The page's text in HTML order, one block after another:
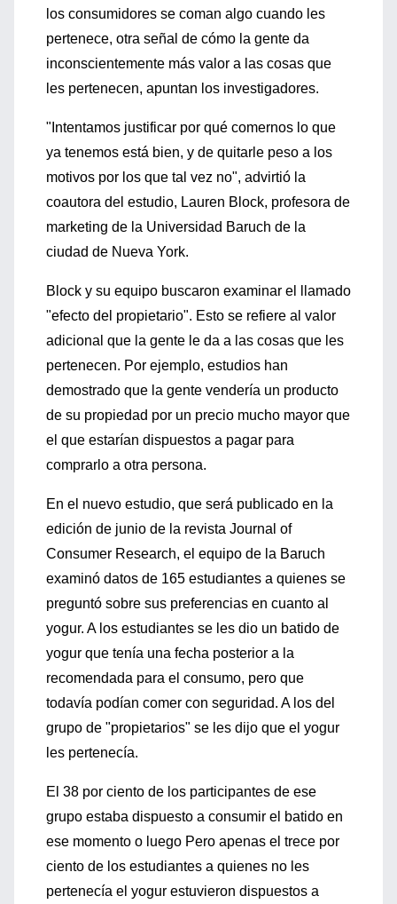
los consumidores se coman algo cuando les
pertenece, otra señal de cómo la gente da
inconscientemente más valor a las cosas que
les pertenecen, apuntan los investigadores.
"Intentamos justificar por qué comernos lo que
ya tenemos está bien, y de quitarle peso a los
motivos por los que tal vez no", advirtió la
coautora del estudio, Lauren Block, profesora de
marketing de la Universidad Baruch de la
ciudad de Nueva York.
Block y su equipo buscaron examinar el llamado
"efecto del propietario". Esto se refiere al valor
adicional que la gente le da a las cosas que les
pertenecen. Por ejemplo, estudios han
demostrado que la gente vendería un producto
de su propiedad por un precio mucho mayor que
el que estarían dispuestos a pagar para
comprarlo a otra persona.
En el nuevo estudio, que será publicado en la
edición de junio de la revista Journal of
Consumer Research, el equipo de la Baruch
examinó datos de 165 estudiantes a quienes se
preguntó sobre sus preferencias en cuanto al
yogur. A los estudiantes se les dio un batido de
yogur que tenía una fecha posterior a la
recomendada para el consumo, pero que
todavía podían comer con seguridad. A los del
grupo de "propietarios" se les dijo que el yogur
les pertenecía.
El 38 por ciento de los participantes de ese
grupo estaba dispuesto a consumir el batido en
ese momento o luego Pero apenas el trece por
ciento de los estudiantes a quienes no les
pertenecía el yogur estuvieron dispuestos a